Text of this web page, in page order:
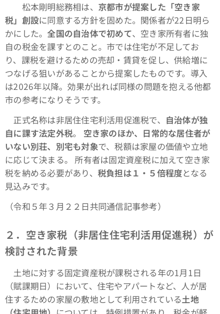
松本剛明総務相は、 京都市が提案した「空き家
税」創設に同意する方針を固めた。関係者が22日明ら
かにした。全国の自治体で初めて、空き家所有者に独
自の税金を課すとのこと。市では住宅が不足してお
り、課税を避けるための売却・賃貸を促し、供給増に
つなげる狙いがあることから提案したものです。導入
は2026年以降。効果が出れば同様の問題を抱える他都
市の参考になりそうです。
正式名称は非居住住宅利活用促進税で、 自治体が独
自に課す法定外税。 空き家のほか、日常的な居住者が
いない別荘、別宅も対象で、税額は家屋の価値や立地
に応じて決まる。 所有者は固定資産税に加えて空き家
税を納める必要があり、 税負担は１・５倍程度となる
見込みです。
（令和５年３月２２日共同通信記事参考）
２．空き家税（非居住住宅利活用促進税）が
検討された背景
土地に対する固定資産税が課税される年の1月1日
（賦課期日）において、住宅やアパートなど、人が居
住するための家屋の敷地として利用されている土地